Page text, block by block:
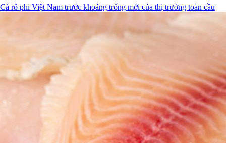
Cá rô phi Việt Nam trước khoảng trống mới của thị trường toàn cầu